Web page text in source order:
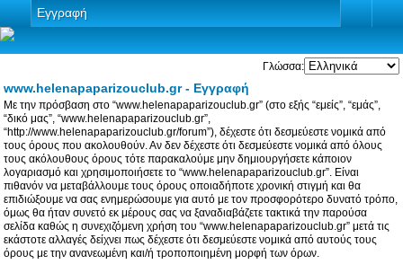
Εγγραφή
Γλώσσα:
www.helenapaparizouclub.gr - Εγγραφή
Με την πρόσβαση στο “www.helenapaparizouclub.gr” (στο εξής “εμείς”, “εμάς”,
“δικό μας”, “www.helenapaparizouclub.gr”,
“http://www.helenapaparizouclub.gr/forum”), δέχεστε ότι δεσμεύεστε νομικά από
τους όρους που ακολουθούν. Αν δεν δέχεστε ότι δεσμεύεστε νομικά από όλους
τους ακόλουθους όρους τότε παρακαλούμε μην δημιουργήσετε κάποιον
λογαριασμό και χρησιμοποιήσετε το “www.helenapaparizouclub.gr”. Είναι
πιθανόν να μεταβάλλουμε τους όρους οποιαδήποτε χρονική στιγμή και θα
επιδιώξουμε να σας ενημερώσουμε για αυτό με τον προσφορότερο δυνατό τρόπο,
όμως θα ήταν συνετό εκ μέρους σας να ξαναδιαβάζετε τακτικά την παρούσα
σελίδα καθώς η συνεχιζόμενη χρήση του “www.helenapaparizouclub.gr” μετά τις
εκάστοτε αλλαγές δείχνει πως δέχεστε ότι δεσμεύεστε νομικά από αυτούς τους
όρους με την ανανεωμένη και/ή τροποποιημένη μορφή των όρων.